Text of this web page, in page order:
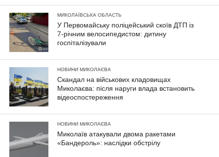
МИКОЛАЇВСЬКА ОБЛАСТЬ
У Первомайську поліцейський скоїв ДТП із
7-річним велосипедистом: дитину
госпіталізували
НОВИНИ МИКОЛАЄВА
Скандал на військових кладовищах
Миколаєва: після наруги влада встановить
відеоспостереження
НОВИНИ МИКОЛАЄВА
Миколаїв атакували двома ракетами
«Бандероль»: наслідки обстрілу